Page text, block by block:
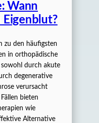
Wann
Eigenblut?
zu den häufigsten
in orthopädische
sowohl durch akute
degenerative
verursacht
bieten
wie
Alternative